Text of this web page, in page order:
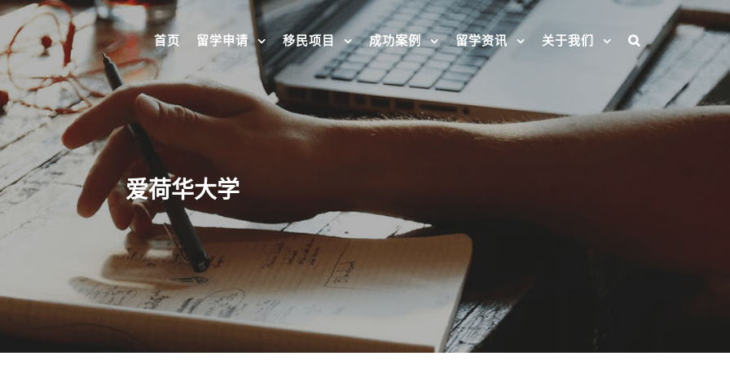
首页 留学申请 移民项目 成功案例 留学资讯 关于我们
爱荷华⼤学